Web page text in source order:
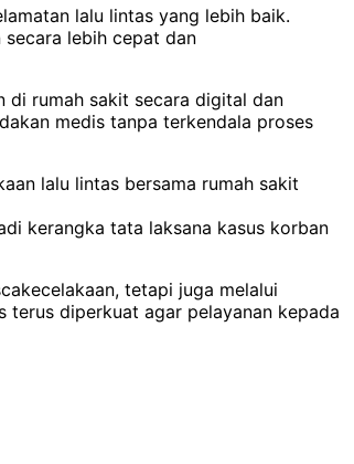
lalu lintas yang lebih baik.
lebih cepat dan
di rumah sakit secara digital dan
medis tanpa terkendala proses
lalu lintas bersama rumah sakit
kerangka tata laksana kasus korban
tetapi juga melalui
terus diperkuat agar pelayanan kepada